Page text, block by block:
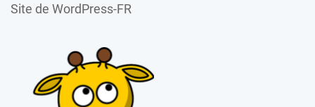
Site de WordPress-FR